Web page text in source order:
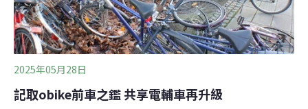
市場，其國際關係經理
2025年05月28日
記取obike前車之鑑 共享電輔車再升級